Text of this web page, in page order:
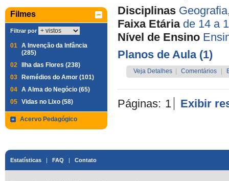
Filmes
Filtrar por
01 A Invenção da Infância
(285)
02
Ilha das Flores (238)
03
Remédios do Amor (101)
04 A Alma do Negócio (65)
05 Vidas no Lixo (58)
Acervo Pedagógico
Disciplinas Geografia
Faixa Etária de 14 a
Nível de Ensino
Planos de Aula (1)
Veja Detalhes Comentários
Páginas: 1 Exibir
Estatísticas | FAQ | Contato